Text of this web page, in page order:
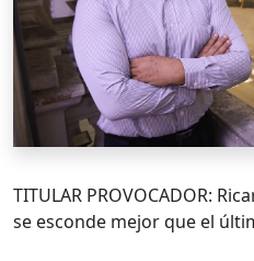
TITULAR PROVOCADOR:
se esconde mejor que el